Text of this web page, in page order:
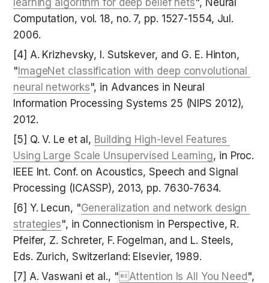
Computation, vol. 18, no. 7, pp. 1527-1554, Jul.
2006.
[4] A. Krizhevsky, I. Sutskever, and G. E. Hinton,
"ImageNet classification with deep convolutional
neural networks", in Advances in Neural
Information Processing Systems 25 (NIPS 2012),
2012.
[5] Q. V. Le et al, Building High-level Features
Using Large Scale Unsupervised Learning, in Proc.
IEEE Int. Conf. on Acoustics, Speech and Signal
Processing (ICASSP), 2013, pp. 7630-7634.
[6] Y. Lecun, "Generalization and network design
strategies", in Connectionism in Perspective, R.
Pfeifer, Z. Schreter, F. Fogelman, and L. Steels,
Eds. Zurich, Switzerland: Elsevier, 1989.
[7] A. Vaswani et al., "Attention Is All You Need",